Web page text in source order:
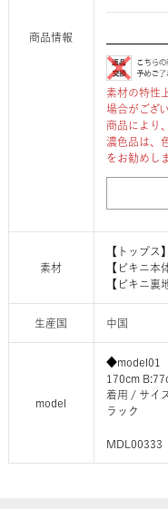
商品情報
素材の特性
場合がござ
商品により
濃色品は、
をお勧めし
素材
【トップス
【ビキニ本
【ビキニ裏
生産国 中国
model
◆model01
170cm
着用 / サイ
ラック
MDL00333